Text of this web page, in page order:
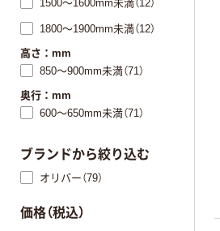
1500～1600mm未満（12）
1800～1900mm未満（12）
高さ：mm
850～900mm未満（71）
奥行：mm
600～650mm未満（71）
ブランドから絞り込む
オリバー（79）
価格（税込）